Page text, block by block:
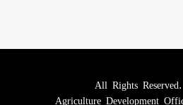
All Rights
Agriculture Development